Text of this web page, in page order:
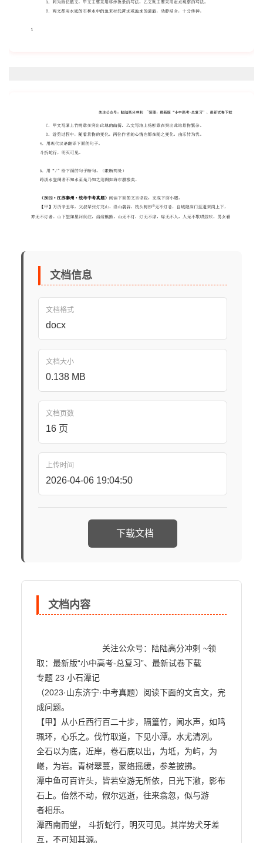
文档信息
文档格式
docx
文档大小
0.138 MB
文档页数
16 页
上传时间
2026-04-06 19:04:50
下载文档
文档内容